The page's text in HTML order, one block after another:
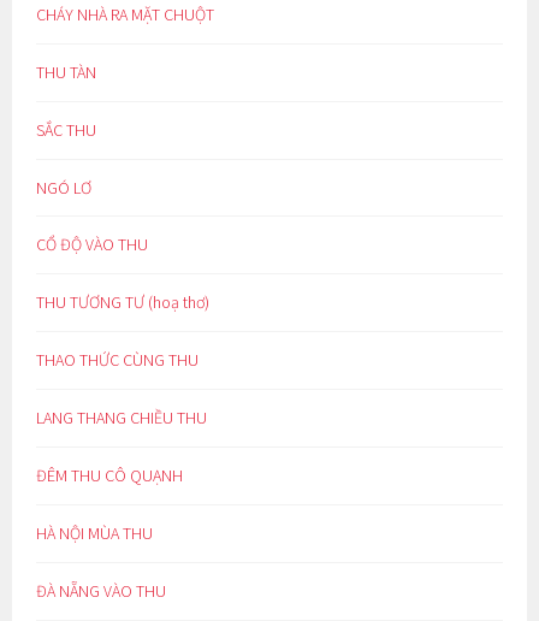
CHÁY NHÀ RA MẶT CHUỘT
THU TÀN
SẮC THU
NGÓ LƠ
CỔ ĐỘ VÀO THU
THU TƯƠNG TƯ (hoạ thơ)
THAO THỨC CÙNG THU
LANG THANG CHIỀU THU
ĐÊM THU CÔ QUẠNH
HÀ NỘI MÙA THU
ĐÀ NẴNG VÀO THU